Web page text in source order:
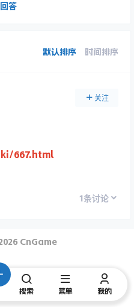
答
默认排序 时间排序
关注
667.html
1条讨论
CnGame
搜索 菜单 我的